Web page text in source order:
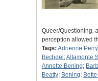
Queer/Questioning,
perception allowed
Tags: Adrienne Perry
Bechdel ;Altamonte
Annette Bening;
Beatty; Bening;